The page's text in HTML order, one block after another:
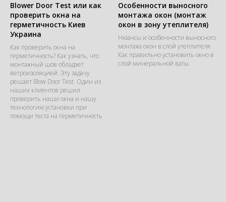
Blower Door Test или как
проверить окна на
герметичность Киев
Украина
Как проверить окна на
герметичность? Как узнать, что
монтажный шов обладает
ветроизоляцией. Эту задачу
решает Blow Door Test. Один из
наших клиентов решил
проверить наши окна и нашу
технологию установки при
помощи теста на герметичность
Особенности выносного
монтажа окон (монтаж
окон в зону утеплителя)
Нюансы и особенности выносного
монтажа окон в слой утеплителя.
Как правильно установить окно в
слой минеральной ваты.